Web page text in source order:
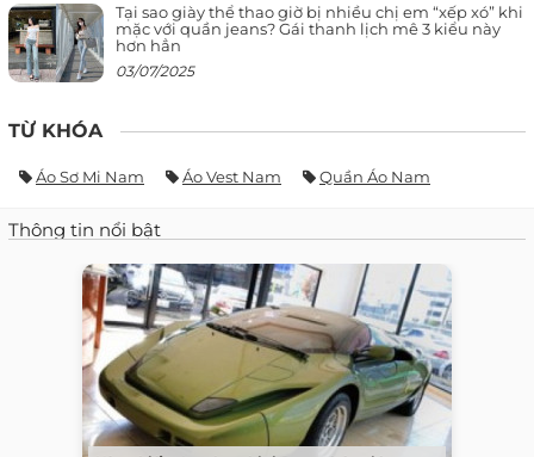
Tại sao giày thể thao giờ bị nhiều chị em “xếp xó” khi
mặc với quần jeans? Gái thanh lịch mê 3 kiểu này
hơn hẳn
03/07/2025
TỪ KHÓA
Áo Sơ Mi Nam Áo Vest Nam Quần Áo Nam
Thông tin nổi bật